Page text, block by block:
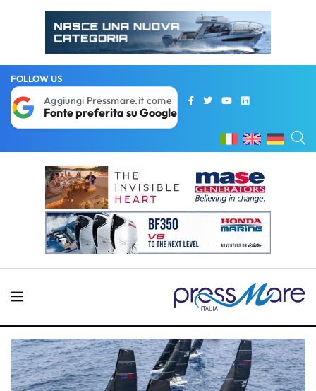
FOLLOW US
Aggiungi Pressmare.it come
Fonte preferita su Google